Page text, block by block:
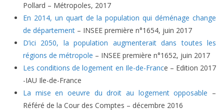
Pollard – Métropoles, 2017
En 2014, un quart de la population qui déménage change
de département – INSEE première n°1654, juin 2017
D’ici 2050, la population augmenterait dans toutes les
régions de métropole – INSEE première n°1652, juin 2017
Les conditions de logement en Ile-de-France – Edition 2017
-IAU Ile-de-France
La mise en oeuvre du droit au logement opposable –
Référé de la Cour des Comptes – décembre 2016